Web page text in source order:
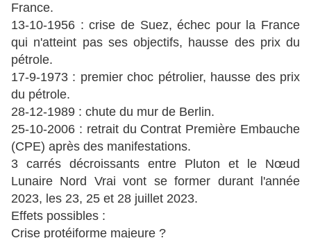
France.
13-10-1956 : crise de Suez, échec pour la France
qui n'atteint pas ses objectifs, hausse des prix du
pétrole.
17-9-1973 : premier choc pétrolier, hausse des prix
du pétrole.
28-12-1989 : chute du mur de Berlin.
25-10-2006 : retrait du Contrat Première Embauche
(CPE) après des manifestations.
3 carrés décroissants entre Pluton et le Nœud
Lunaire Nord Vrai vont se former durant l'année
2023, les 23, 25 et 28 juillet 2023.
Effets possibles :
Crise protéiforme majeure ?